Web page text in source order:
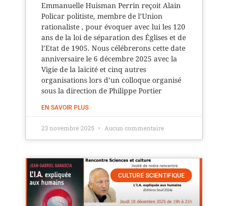
Emmanuelle Huisman Perrin reçoit Alain
Policar politiste, membre de l’Union
rationaliste , pour évoquer avec lui les 120
ans de la loi de séparation des Églises et de
l’Etat de 1905. Nous célébrerons cette date
anniversaire le 6 décembre 2025 avec la
Vigie de la laïcité et cinq autres
organisations lors d’un colloque organisé
sous la direction de Philippe Portier
EN SAVOIR PLUS
23 novembre 2025 Aucun commentaire
CULTURE SCIENTIFIQUE